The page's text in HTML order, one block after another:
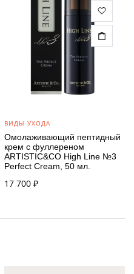
ВИДЫ УХОДА
Омолаживающий пептидный
крем с фуллереном
ARTISTIC&CO High Line №3
Perfect Cream, 50 мл.
17 700 ₽